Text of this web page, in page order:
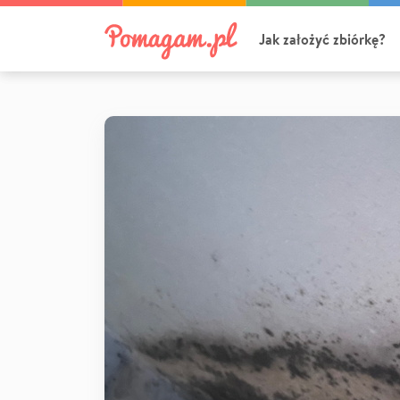
Jak założyć zbiórkę?